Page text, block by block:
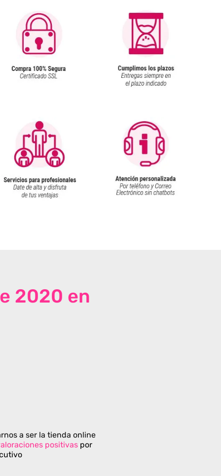
2020 en
a ser la tienda online
positivas por